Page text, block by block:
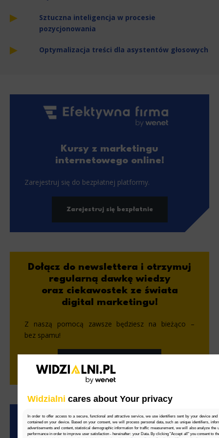
Widzialni cares about Your privacy
In order to offer access to a secure, functional and attractive service, we use identifiers sent by your device
contained on your device. Based on your consent, we will process personal data, such as unique identifiers,
advertisements and content, statistical demographic information for traffic measurement, we will also analyze the
performance in order to improve user satisfaction - hereinafter: your Data. By clicking "Accept all" you consent to
Sztuczna inteligencja w procesie
pozycjonowania
Optymalizacja treści dla asystentów głosowych
Kursy z marketingu
internetowego online!
Zarejestruj się do bezpłatnej platformy.
Zarejestruj się bezpłatnie
Dołącz do newslettera i otrzymuj
regularną dawkę wiedzy
oraz ciekawostek ze świata
digital marketingu!
Z naszą pomocą zawsze będziesz na bieżąco –
bez spamu!